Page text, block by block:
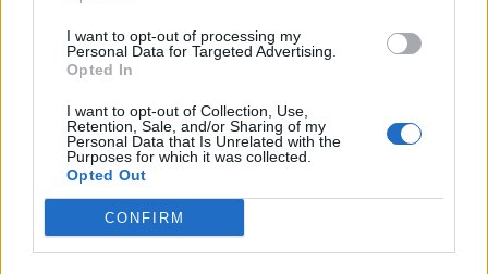
I want to opt-out of processing my
Personal Data for Targeted Advertising.
Opted In
I want to opt-out of Collection, Use,
Retention, Sale, and/or Sharing of my
Personal Data that Is Unrelated with the
Purposes for which it was collected.
Opted Out
CONFIRM
się w czymś jakichś braków
Pozostać wiernym zasadom moralnym, nie wyrzec się
swoich przekonań; wyjść honorowo z trudnej sytuacji
Wyplątać się z przykrej, niedogodnej sytuacji za
pomocą jakiegoś wybiegu; wykpić byle czym
Być niezależnym, kierować się własnymi zasadami,
stronić od ludzi
10